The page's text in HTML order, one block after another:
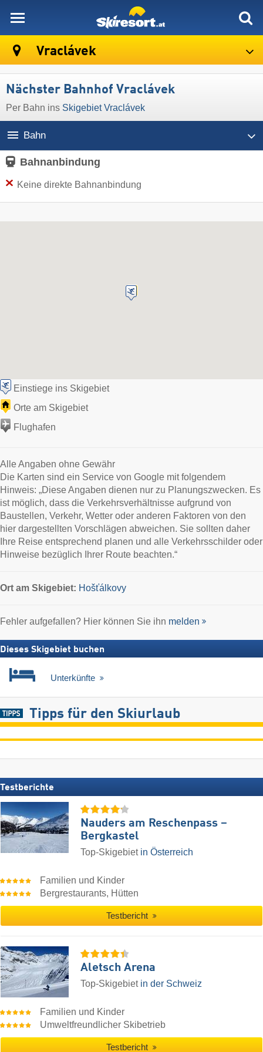
Vraclávek
Nächster Bahnhof Vraclávek
Per Bahn ins Skigebiet Vraclávek
Bahn
Bahnanbindung
Keine direkte Bahnanbindung
Einstiege ins Skigebiet
Orte am Skigebiet
Flughafen
Alle Angaben ohne Gewähr
Die Karten sind ein Service von Google mit folgendem
Hinweis: „Diese Angaben dienen nur zu Planungszwecken. Es
ist möglich, dass die Verkehrsverhältnisse aufgrund von
Baustellen, Verkehr, Wetter oder anderen Faktoren von den
hier dargestellten Vorschlägen abweichen. Sie sollten daher
Ihre Reise entsprechend planen und alle Verkehrsschilder oder
Hinweise bezüglich Ihrer Route beachten.“
Ort am Skigebiet: Hošťálkovy
Fehler aufgefallen? Hier können Sie ihn melden
Dieses Skigebiet buchen
Unterkünfte
Tipps für den Skiurlaub
Testberichte
Nauders am Reschenpass –
Bergkastel
Top-Skigebiet in Österreich
Familien und Kinder
Bergrestaurants, Hütten
Testbericht
Aletsch Arena
Top-Skigebiet in der Schweiz
Familien und Kinder
Umweltfreundlicher Skibetrieb
Testbericht